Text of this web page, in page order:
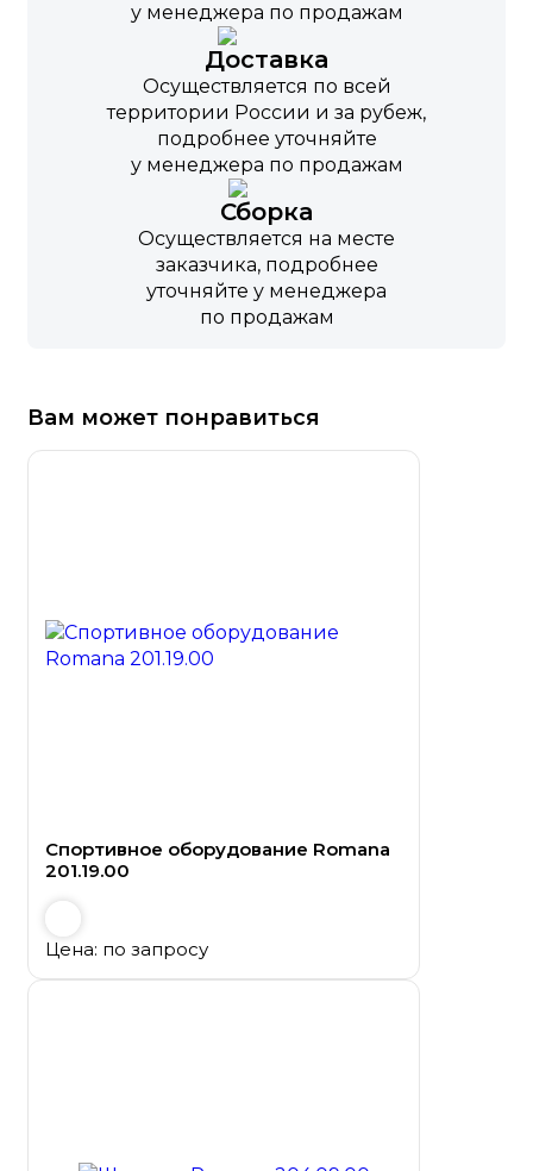
у менеджера по продажам
Доставка
Осуществляется по всей
территории России и за рубеж,
подробнее уточняйте
у менеджера по продажам
Сборка
Осуществляется на месте
заказчика, подробнее
уточняйте у менеджера
по продажам
Вам может понравиться
Спортивное оборудование Romana
201.19.00
Цена: по запросу